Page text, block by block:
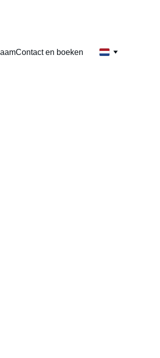
Contact en boeken